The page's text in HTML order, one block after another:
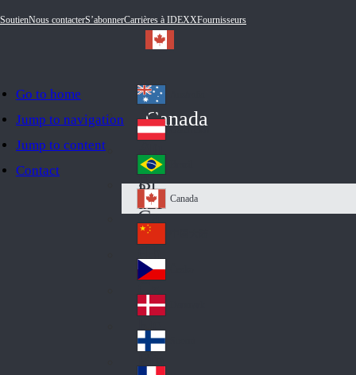
Go to home
Jump to navigation
Jump to content
Contact
SoutienNous contacterS’abonnerCarrières à IDEXXFournisseurs
Canada
Au
str
ali
a
Au
stri
a
Br
azi
l
Ca
na
da
Canada
Ch
ina
Cz
ec
h
De
nm
ark
Fin